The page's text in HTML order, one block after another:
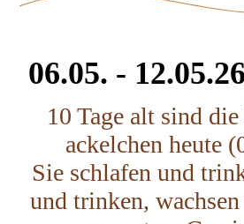
06.05. -
10 Tage alt sind
ackelchen heute
Sie schlafen und
und trinken,